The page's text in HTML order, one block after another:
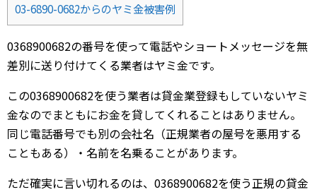
03-6890-0682からのヤミ金被害例
0368900682の番号を使って電話やショートメッセージを無
差別に送り付けてくる業者はヤミ金です。
この0368900682を使う業者は貸金業登録もしていないヤミ
金なのでまともにお金を貸してくれることはありません。
同じ電話番号でも別の会社名（正規業者の屋号を悪用する
こともある）・名前を名乗ることがあります。
ただ確実に言い切れるのは、0368900682を使う正規の貸金